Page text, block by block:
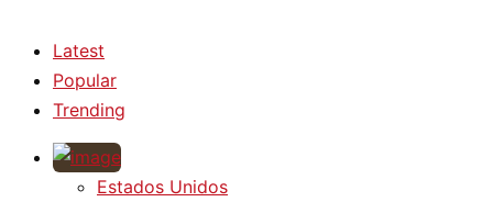
Latest
Popular
Trending
Estados Unidos